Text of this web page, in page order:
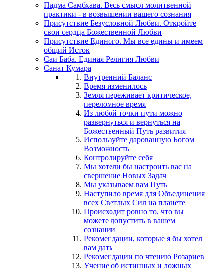
Падма Самбхава. Весь смысл молитвенной
практики - в возвышении вашего сознания
Присутствие Безусловной Любви. Откройте
свои сердца Божественной Любви
Присутствие Единого. Мы все едины и имеем
общий Исток
Саи Баба. Единая Религия Любви
Санат Кумара
Внутренний Баланс
Время изменилось
Земля переживает критическое,
переломное время
Из любой точки пути можно
развернуться и вернуться на
Божественный Путь развития
Используйте дарованную Богом
Возможность
Контролируйте себя
Мы хотели бы настроить вас на
свершение Новых Задач
Мы указываем вам Путь
Наступило время для Объединения
всех Светлых Сил на планете
Происходит ровно то, что вы
можете допустить в вашем
сознании
Рекомендации, которые я бы хотел
вам дать
Рекомендации по чтению Розариев
Учение об истинных и ложных